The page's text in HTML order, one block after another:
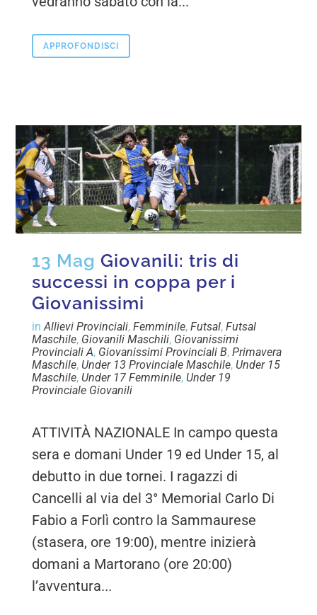
APPROFONDISCI
13 Mag Giovanili: tris di
successi in coppa per i
Giovanissimi
inAllievi Provinciali,Femminile,Futsal,Futsal
Maschile, Giovanili Maschili, Giovanissimi
Provinciali A, Giovanissimi Provinciali B,Primavera
Maschile, Under 13 Provinciale Maschile, Under 15
Maschile, Under 17 Femminile, Under 19
Provinciale Giovanili
ATTIVITÀ NAZIONALE In campo questa
sera e domani Under 19 ed Under 15, al
debutto in due tornei. I ragazzi di
Cancelli al via del 3° Memorial Carlo Di
Fabio a Forlì contro la Sammaurese
(stasera, ore 19:00), mentre inizierà
domani a Martorano (ore 20:00)
l’avventura...